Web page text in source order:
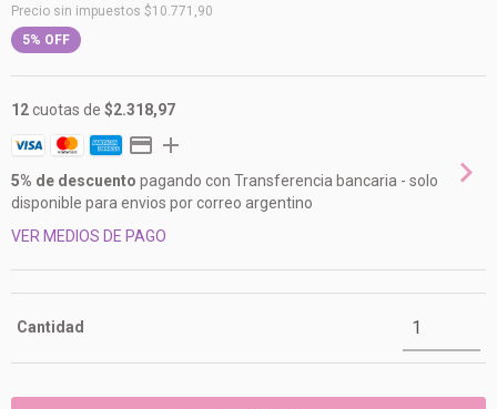
Precio sin impuestos $10.771,90
5% OFF
12cuotas de $2.318,97
5% de descuento pagando con Transferencia bancaria - solo
disponible para envios por correo argentino
VER MEDIOS DE PAGO
Cantidad